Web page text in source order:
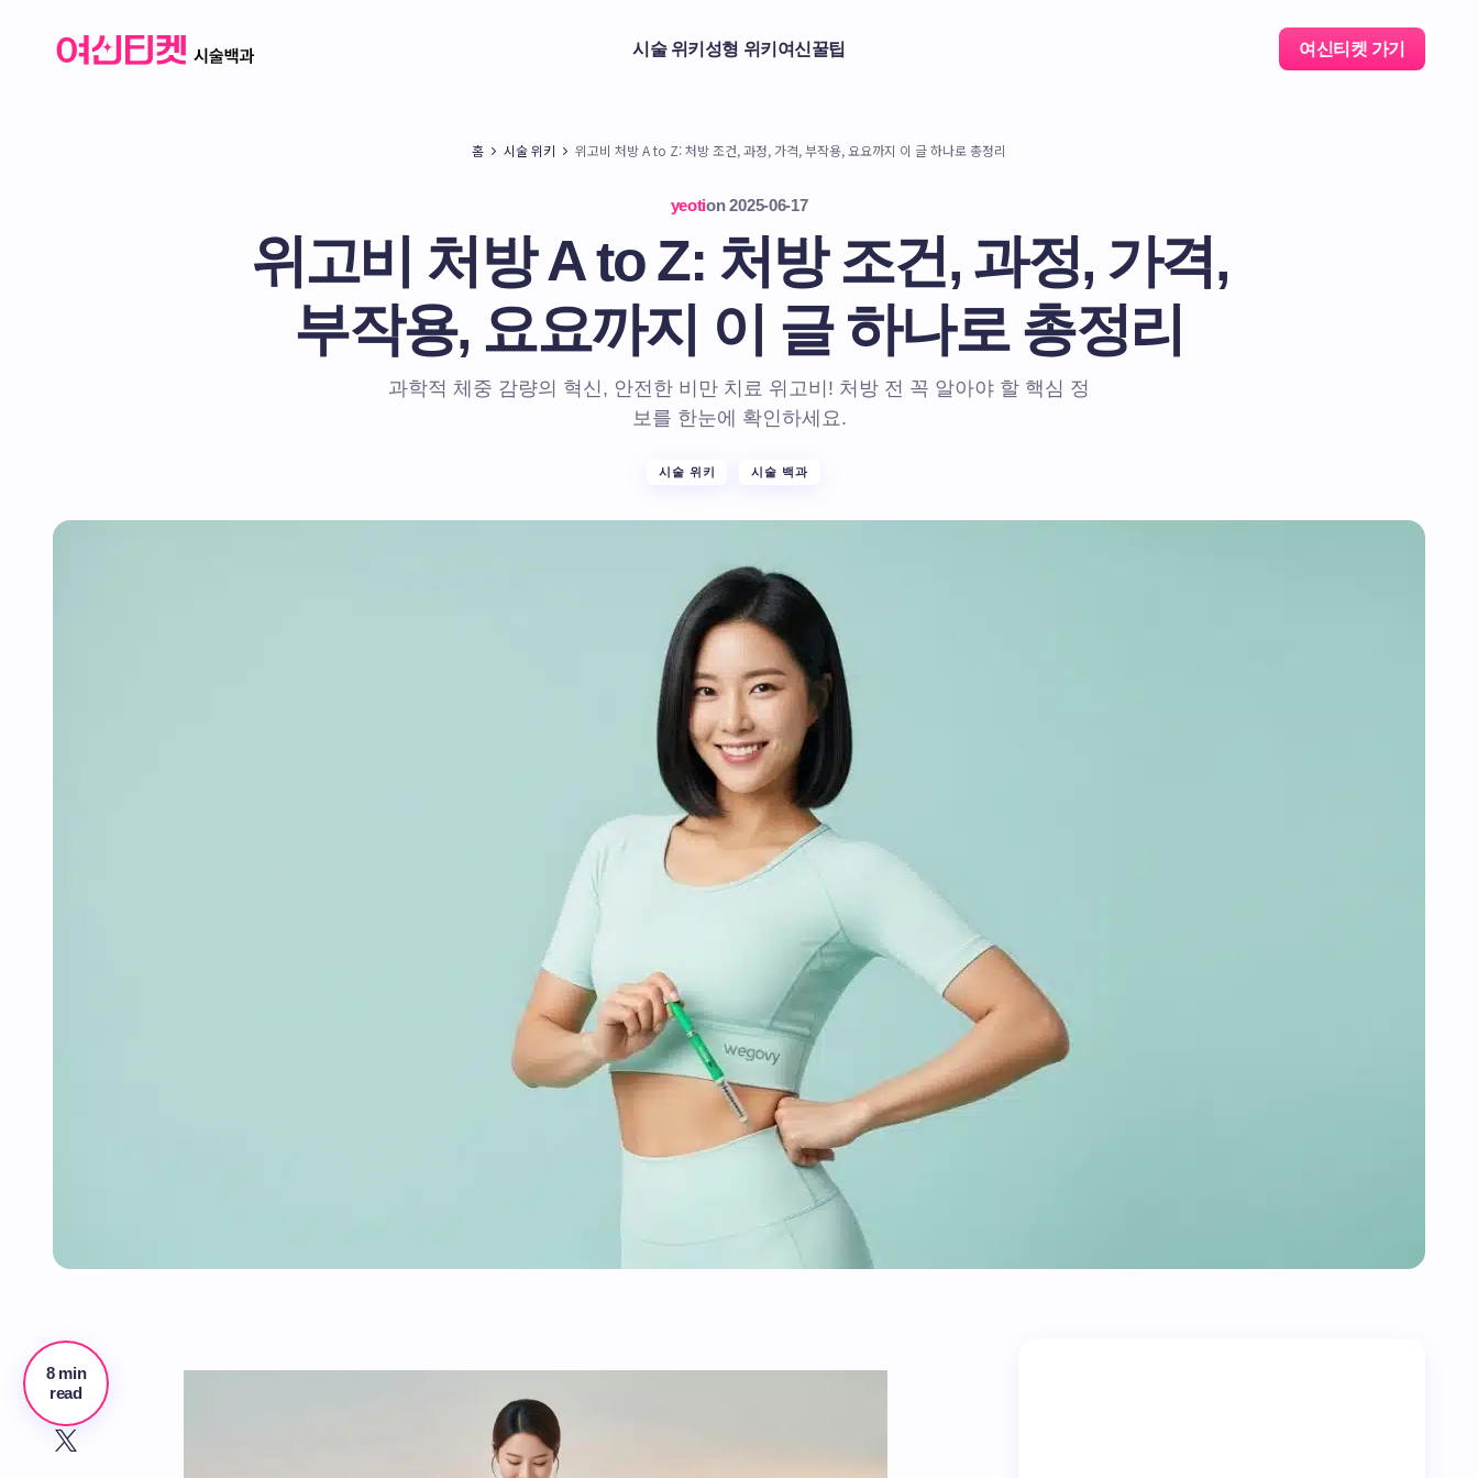
시술 위키 성형 위키 여신꿀팁 여신티켓 가기
홈 시술 위키 위고비 처방 A to Z: 처방 조건, 과정, 가격, 부작용, 요요까지 이 글 하나로 총정리
yeotion 2025-06-17
위고비 처방 A to Z: 처방 조건, 과정, 가격,
부작용, 요요까지 이 글 하나로 총정리
과학적 체중 감량의 혁신, 안전한 비만 치료 위고비! 처방 전 꼭 알아야 할 핵심 정
보를 한눈에 확인하세요.
시술 위키 시술 백과
8 min
read